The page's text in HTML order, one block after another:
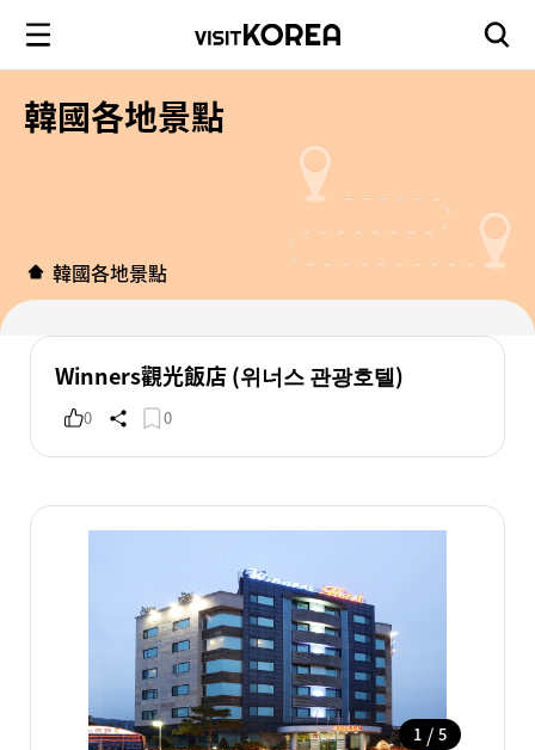
韓國各地景點
韓國各地景點
Winners觀光飯店 (위너스 관광호텔)
0 0
1 / 5